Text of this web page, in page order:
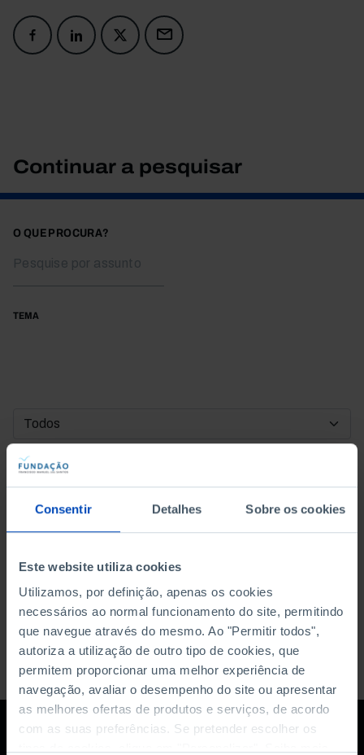
Consentir Detalhes Sobre os cookies
Este website utiliza cookies
Utilizamos, por definição, apenas os cookies
necessários ao normal funcionamento do site, permitindo
que navegue através do mesmo. Ao "Permitir todos",
autoriza a utilização de outro tipo de cookies, que
permitem proporcionar uma melhor experiência de
navegação, avaliar o desempenho do site ou apresentar
as melhores ofertas de produtos e serviços, de acordo
com as suas preferências. Se pretender escolher os
Continuar a pesquisar
O QUE PROCURA?
TEMA
DATA DE INÍCIO
DATA DE FIM